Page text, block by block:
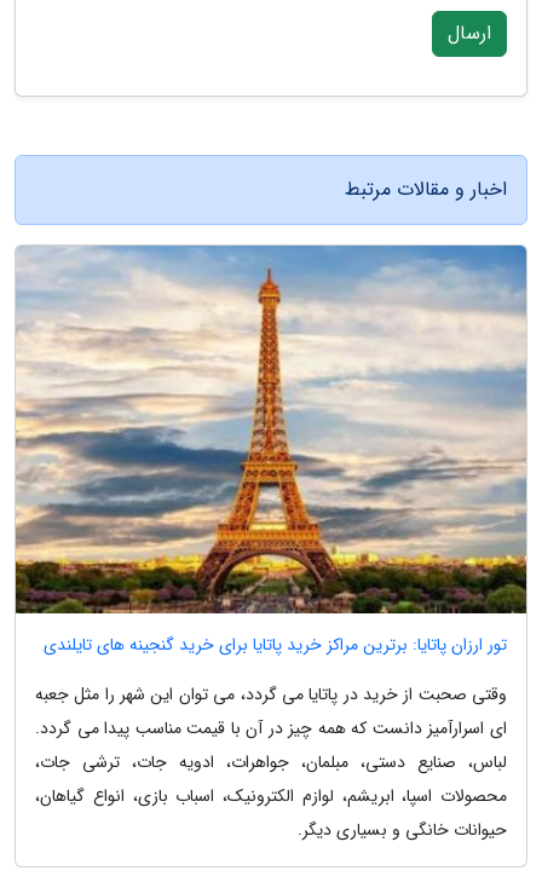
ارسال
اخبار و مقالات مرتبط
تور ارزان پاتایا: برترین مراکز خرید پاتایا برای خرید گنجینه های تایلندی
وقتی صحبت از خرید در پاتایا می گردد، می توان این شهر را مثل جعبه
ای اسرارآمیز دانست که همه چیز در آن با قیمت مناسب پیدا می گردد.
لباس، صنایع دستی، مبلمان، جواهرات، ادویه جات، ترشی جات،
محصولات اسپا، ابریشم، لوازم الکترونیک، اسباب بازی، انواع گیاهان،
حیوانات خانگی و بسیاری دیگر.